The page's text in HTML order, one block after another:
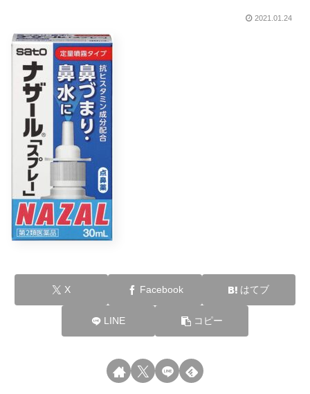
2021.01.24
X Facebook はてブ
LINE コピー